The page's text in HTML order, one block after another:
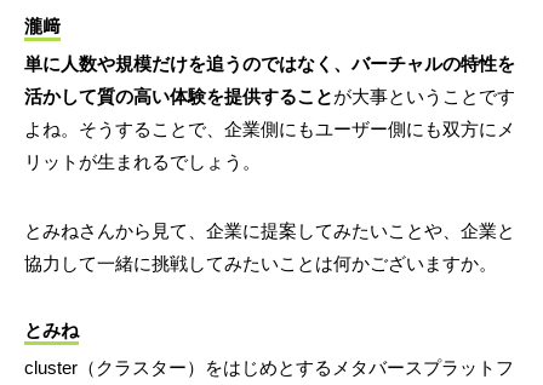
瀧﨑
単に人数や規模だけを追うのではなく、バーチャルの特性を
活かして質の高い体験を提供することが大事ということです
よね。そうすることで、企業側にもユーザー側にも双方にメ
リットが生まれるでしょう。
とみねさんから見て、企業に提案してみたいことや、企業と
協力して一緒に挑戦してみたいことは何かございますか。
とみね
cluster（クラスター）をはじめとするメタバースプラットフ